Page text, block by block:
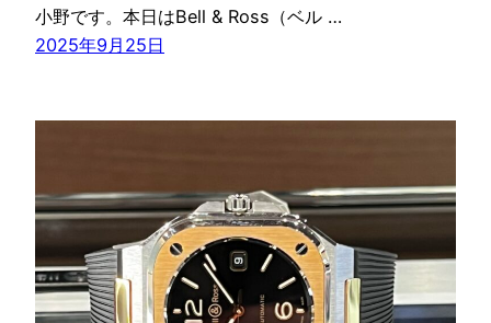
小野です。本日はBell & Ross（ベル …
2025年9月25日